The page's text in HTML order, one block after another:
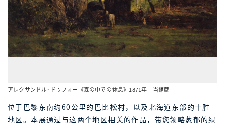
アレクサンドル･ドゥフォー《森の中での休息》1871年 当館蔵
位于巴黎东南约60公里的巴比松村，以及北海道东部的十胜
地区。本展通过与这两个地区相关的作品，带您领略葱郁的绿